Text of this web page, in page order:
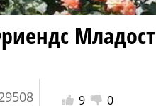
Младост
9 0